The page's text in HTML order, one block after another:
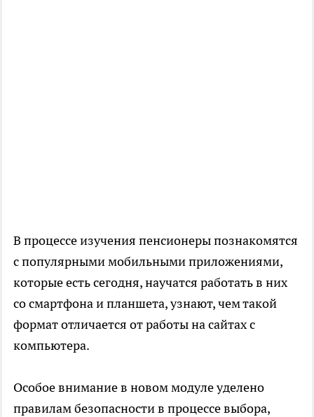
В процессе изучения пенсионеры познакомятся
с популярными мобильными приложениями,
которые есть сегодня, научатся работать в них
со смартфона и планшета, узнают, чем такой
формат отличается от работы на сайтах с
компьютера.
Особое внимание в новом модуле уделено
правилам безопасности в процессе выбора,